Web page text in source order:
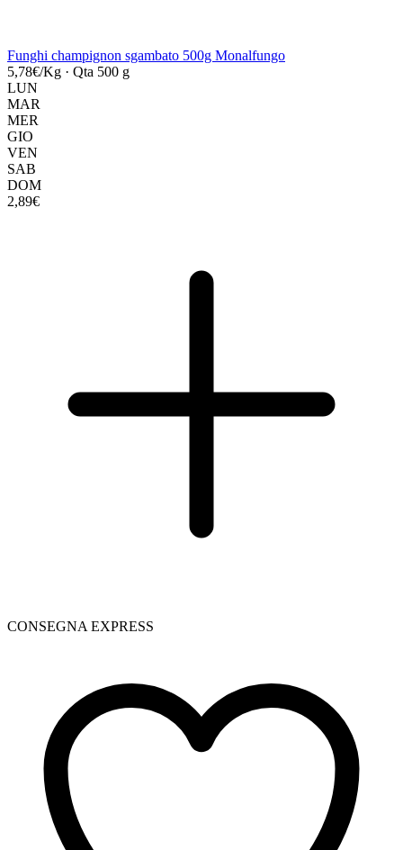
Funghi champignon sgambato 500g Monalfungo
5,78€/Kg · Qta 500 g
LUN
MAR
MER
GIO
VEN
SAB
DOM
2,89€
CONSEGNA EXPRESS